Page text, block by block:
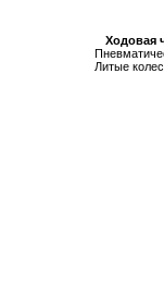
Ходовая
Литые